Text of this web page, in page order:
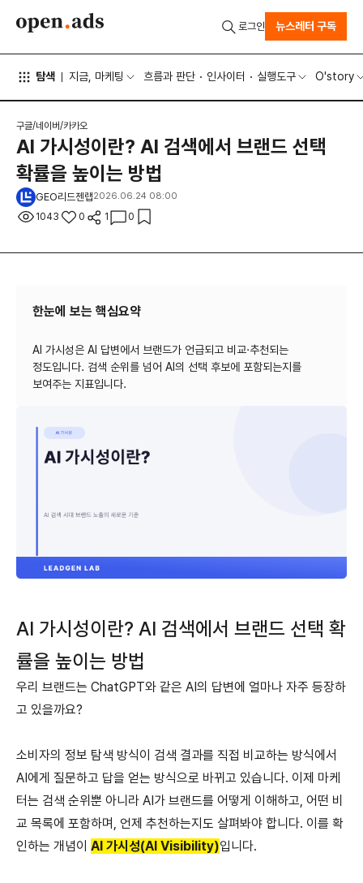
탐색 지금, 마케팅 흐름과 판단 인사이터 실행도구 O'story
로그인 뉴스레터 구독
구글/네이버/카카오
AI 가시성이란? AI 검색에서 브랜드 선택
확률을 높이는 방법
GEO리드젠랩2026.06.24 08:00
1043 0 1 0
한눈에 보는 핵심요약
AI 가시성은 AI 답변에서 브랜드가 언급되고 비교·추천되는
정도입니다. 검색 순위를 넘어 AI의 선택 후보에 포함되는지를
AI 가시성이란? AI 검색에서 브랜드 선택 확
률을 높이는 방법
우리 브랜드는 ChatGPT와 같은 AI의 답변에 얼마나 자주 등장하
고 있을까요?
소비자의 정보 탐색 방식이 검색 결과를 직접 비교하는 방식에서
AI에게 질문하고 답을 얻는 방식으로 바뀌고 있습니다. 이제 마케
터는 검색 순위뿐 아니라 AI가 브랜드를 어떻게 이해하고, 어떤 비
교 목록에 포함하며, 언제 추천하는지도 살펴봐야 합니다. 이를 확
인하는 개념이 AI 가시성(AI Visibility)입니다.